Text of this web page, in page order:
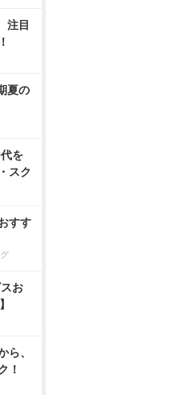
注目
夏の
を
スク
すす
お
ら、
！